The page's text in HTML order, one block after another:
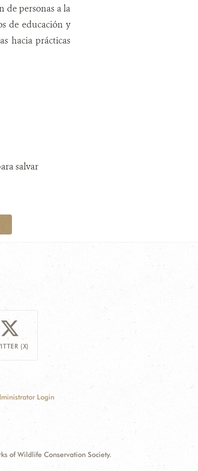
de personas a la
de educación y
hacia prácticas
salvar
(X)
Login
of Wildlife Conservation Society.